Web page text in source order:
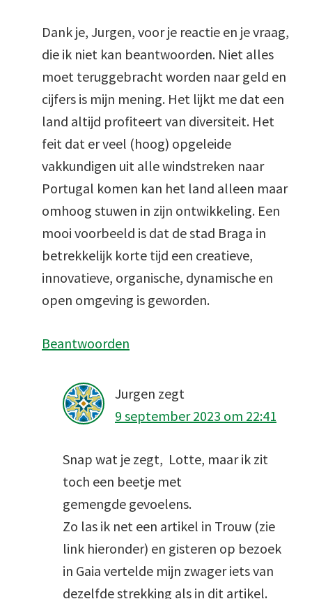
Dank je, Jurgen, voor je reactie en je vraag,
die ik niet kan beantwoorden. Niet alles
moet teruggebracht worden naar geld en
cijfers is mijn mening. Het lijkt me dat een
land altijd profiteert van diversiteit. Het
feit dat er veel (hoog) opgeleide
vakkundigen uit alle windstreken naar
Portugal komen kan het land alleen maar
omhoog stuwen in zijn ontwikkeling. Een
mooi voorbeeld is dat de stad Braga in
betrekkelijk korte tijd een creatieve,
innovatieve, organische, dynamische en
open omgeving is geworden.
Beantwoorden
Jurgen zegt
9 september 2023 om 22:41
Snap wat je zegt, Lotte, maar ik zit
toch een beetje met
gemengde gevoelens.
Zo las ik net een artikel in Trouw (zie
link hieronder) en gisteren op bezoek
in Gaia vertelde mijn zwager iets van
dezelfde strekking als in dit artikel.